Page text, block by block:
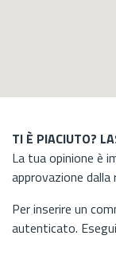
TI È PIACIUTO?
La tua opinione è
approvazione dalla
Per inserire un
autenticato.